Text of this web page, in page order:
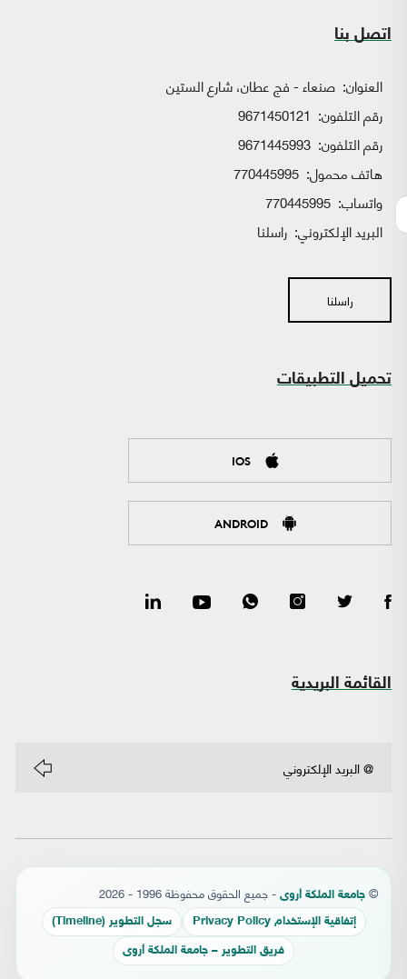
اتصل بنا
العنوان: صنعاء - فج عطان، شارع الستين
رقم التلفون: 9671450121
رقم التلفون: 9671445993
هاتف محمول: 770445995
واتساب:
البريد الإلكتروني: راسلنا
راسلنا
تحميل التطبيقات
IOS
ANDROID
القائمة البريدية
© جامعة الملكة أروى - جميع الحقوق محفوظة 1996 - 2026
إتفاقية الإستخدام Privacy Policy سجل التطوير (Timeline)
فريق التطوير – جامعة الملكة أروى